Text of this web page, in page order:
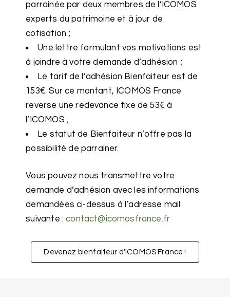
parrainée par deux membres de l’ICOMOS
experts du patrimoine et à jour de
cotisation ;
Une lettre formulant vos motivations est
à joindre à votre demande d’adhésion ;
Le tarif de l’adhésion Bienfaiteur est de
153€. Sur ce montant, ICOMOS France
reverse une redevance fixe de 53€ à
l’ICOMOS ;
Le statut de Bienfaiteur n’offre pas la
possibilité de parrainer.
Vous pouvez nous transmettre votre
demande d’adhésion avec les informations
demandées ci-dessus à l’adresse mail
suivante :contact@icomosfrance.fr
Devenez bienfaiteur d'ICOMOS France !